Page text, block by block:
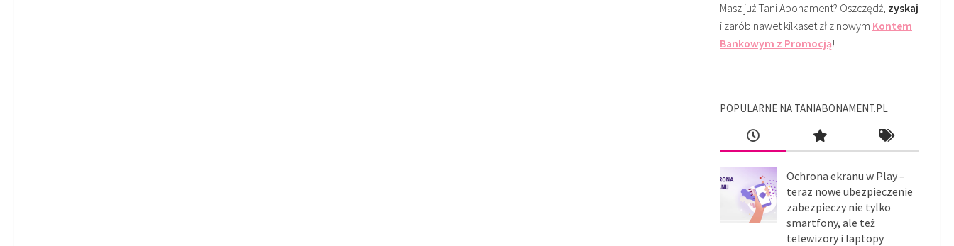
Masz już Tani Abonament? Oszczędź, zyskaj
i zarób nawet kilkaset zł z nowym Kontem
Bankowym z Promocją!
POPULARNE NA TANIABONAMENT.PL
Ochrona ekranu w Play –
teraz nowe ubezpieczenie
zabezpieczy nie tylko
smartfony, ale też
telewizory i laptopy